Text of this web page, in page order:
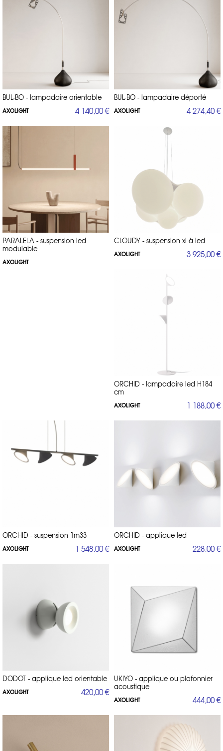
BUL-BO - lampadaire orientable
AXOLIGHT 4 140,00 €
BUL-BO - lampadaire déporté
AXOLIGHT 4 274,40 €
PARALELA - suspension led
modulable
AXOLIGHT
CLOUDY - suspension xl à led
AXOLIGHT 3 925,00 €
ORCHID - lampadaire led H184
cm
AXOLIGHT 1 188,00 €
ORCHID - suspension 1m33
AXOLIGHT 1 548,00 €
ORCHID - applique led
AXOLIGHT 228,00 €
DODOT - applique led orientable
AXOLIGHT 420,00 €
UKIYO - applique ou plafonnier
acoustique
AXOLIGHT 444,00 €